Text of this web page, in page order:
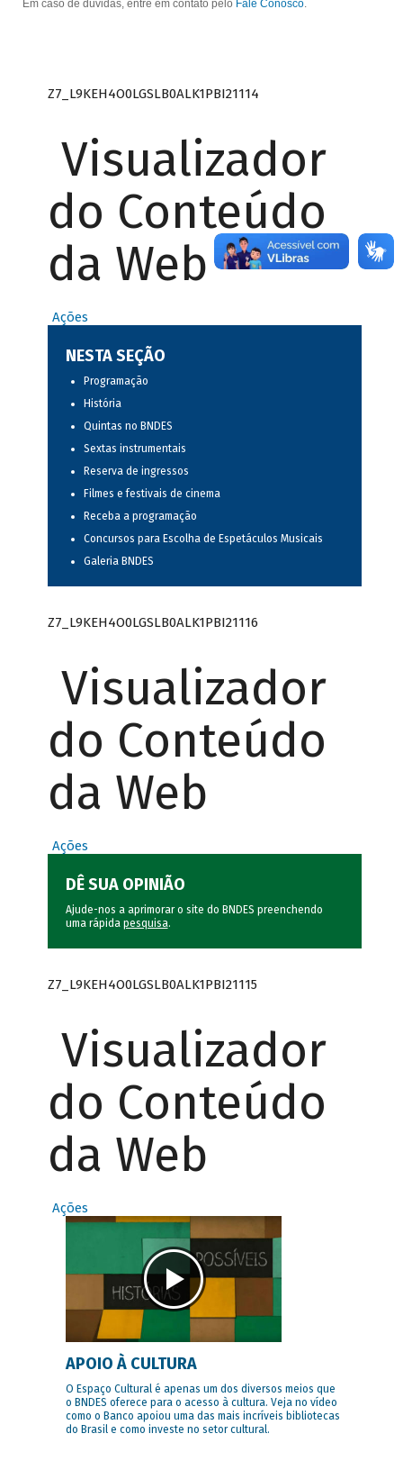
Em caso de dúvidas, entre em contato pelo Fale Conosco.
Z7_L9KEH4O0LGSLB0ALK1PBI21114
Visualizador
do Conteúdo
da Web
Ações
NESTA SEÇÃO
Programação
História
Quintas no BNDES
Sextas instrumentais
Reserva de ingressos
Filmes e festivais de cinema
Receba a programação
Concursos para Escolha de Espetáculos Musicais
Galeria BNDES
Z7_L9KEH4O0LGSLB0ALK1PBI21116
Visualizador
do Conteúdo
da Web
Ações
DÊ SUA OPINIÃO
Ajude-nos a aprimorar o site do BNDES preenchendo
uma rápida pesquisa.
Z7_L9KEH4O0LGSLB0ALK1PBI21115
Visualizador
do Conteúdo
da Web
Ações
APOIO À CULTURA
O Espaço Cultural é apenas um dos diversos meios que
o BNDES oferece para o acesso à cultura. Veja no vídeo
como o Banco apoiou uma das mais incríveis bibliotecas
do Brasil e como investe no setor cultural.